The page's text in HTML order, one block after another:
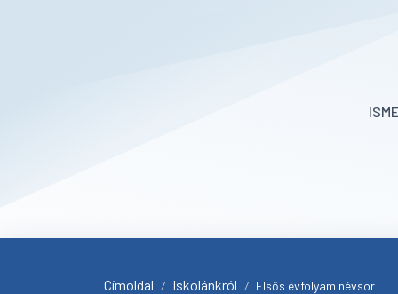
Címoldal / Iskolánkról / Elsős évfolyam névsor